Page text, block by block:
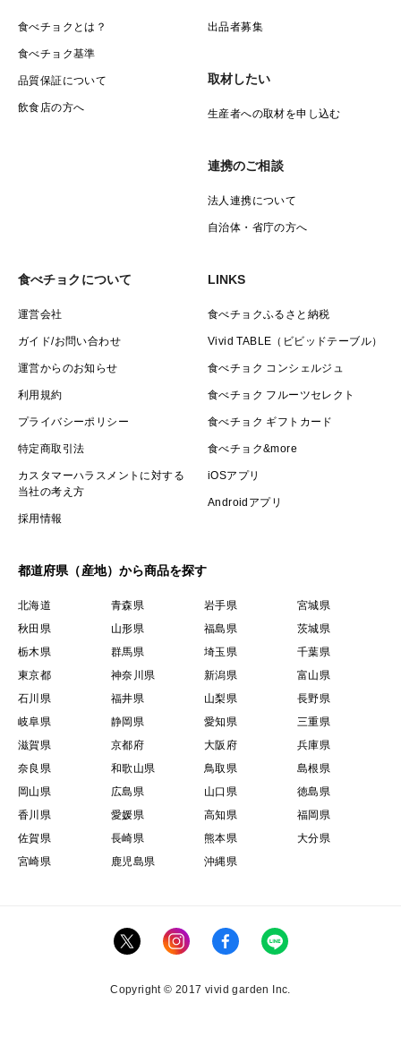
食べチョクとは？
食べチョク基準
品質保証について
飲食店の方へ
出品者募集
取材したい
生産者への取材を申し込む
連携のご相談
法人連携について
自治体・省庁の方へ
食べチョクについて
運営会社
ガイド/お問い合わせ
運営からのお知らせ
利用規約
プライバシーポリシー
特定商取引法
カスタマーハラスメントに対する
当社の考え方
採用情報
LINKS
食べチョクふるさと納税
Vivid TABLE（ビビッドテーブル）
食べチョク コンシェルジュ
食べチョク フルーツセレクト
食べチョク ギフトカード
食べチョク&more
iOSアプリ
Androidアプリ
都道府県（産地）から商品を探す
北海道 青森県 岩手県
宮城県
秋田県
山形県 福島県
茨城県
栃木県
群馬県 埼玉県
千葉県
東京都
神奈川県 新潟県
富山県
石川県
福井県 山梨県
長野県
岐阜県
静岡県 愛知県
三重県
滋賀県
京都府 大阪府
兵庫県
奈良県
和歌山県 鳥取県
島根県
岡山県
広島県 山口県
徳島県
香川県
愛媛県 高知県
福岡県
佐賀県
長崎県 熊本県
大分県
宮崎県
鹿児島県 沖縄県
Copyright © 2017 vivid garden Inc.